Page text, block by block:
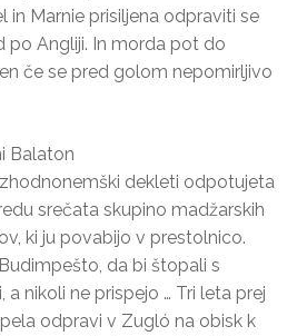
in Marnie prisiljena odpraviti se
po Angliji. In morda pot do
če se pred golom nepomirljivo
Balaton
dekleti odpotujeta
srečata skupino madžarskih
ki ju povabijo v prestolnico.
da bi štopali s
nikoli ne prispejo … Tri leta prej
odpravi v Zugló na obisk k